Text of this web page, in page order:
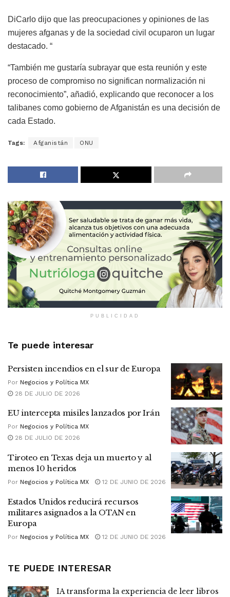
DiCarlo dijo que las preocupaciones y opiniones de las
mujeres afganas y de la sociedad civil ocuparon un lugar
destacado. “
“También me gustaría subrayar que esta reunión y este
proceso de compromiso no significan normalización ni
reconocimiento”, añadió, explicando que reconocer a los
talibanes como gobierno de Afganistán es una decisión de
cada Estado.
Tags: Afganistán ONU
PUBLICIDAD
Te puede interesar
Persisten incendios en el sur de Europa
Por Negocios y Política MX
28 DE JULIO DE 2026
EU intercepta misiles lanzados por Irán
Por Negocios y Política MX
28 DE JULIO DE 2026
Tiroteo en Texas deja un muerto y al
menos 10 heridos
Por Negocios y Política MX 12 DE JUNIO DE 2026
Estados Unidos reducirá recursos
militares asignados a la OTAN en
Europa
Por Negocios y Política MX 12 DE JUNIO DE 2026
TE PUEDE INTERESAR
IA transforma la experiencia de leer libros